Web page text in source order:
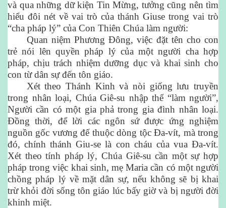
và qua những dữ kiện Tin Mừng, tưởng cũng nên tìm
hiểu đôi nét về vai trò của thánh Giuse trong vai trò
“cha pháp lý” của Con Thiên Chúa làm người:
Quan niệm Phương Đông, việc đặt tên cho con
trẻ nói lên quyền pháp lý của một người cha hợp
pháp, chịu trách nhiệm dưỡng dục và khai sinh cho
con từ dân sự đến tôn giáo.
Xét theo Thánh Kinh và nòi giống lưu truyền
trong nhân loại, Chúa Giê-su nhập thể “làm người”,
Người cần có một gia phả trong gia đình nhân loại.
Đồng thời, để lời các ngôn sứ được ứng nghiệm
nguồn gốc vương đế thuộc dòng tộc Đa-vít, mà trong
đó, chính thánh Giu-se là con cháu của vua Đa-vít.
Xét theo tính pháp lý, Chúa Giê-su cần một sự hợp
pháp trong việc khai sinh, mẹ Maria cần có một người
chồng pháp lý về mặt dân sự, nếu không sẽ bị khai
trừ khỏi đời sống tôn giáo lúc bấy giờ và bị người đời
khinh miệt.